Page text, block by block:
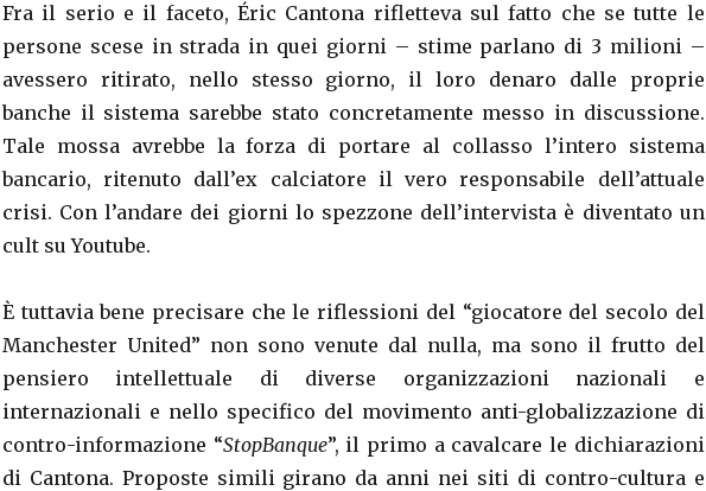
Fra il serio e il faceto, Éric Cantona rifletteva sul fatto che se tutte le
persone scese in strada in quei giorni – stime parlano di 3 milioni –
avessero ritirato, nello stesso giorno, il loro denaro dalle proprie
banche il sistema sarebbe stato concretamente messo in discussione.
Tale mossa avrebbe la forza di portare al collasso l’intero sistema
bancario, ritenuto dall’ex calciatore il vero responsabile dell’attuale
crisi. Con l’andare dei giorni lo spezzone dell’intervista è diventato un
cult su Youtube.
È tuttavia bene precisare che le riflessioni del “giocatore del secolo del
Manchester United” non sono venute dal nulla, ma sono il frutto del
pensiero intellettuale di diverse organizzazioni nazionali e
internazionali e nello specifico del movimento anti-globalizzazione di
contro-informazione “StopBanque”, il primo a cavalcare le dichiarazioni
di Cantona. Proposte simili girano da anni nei siti di contro-cultura e